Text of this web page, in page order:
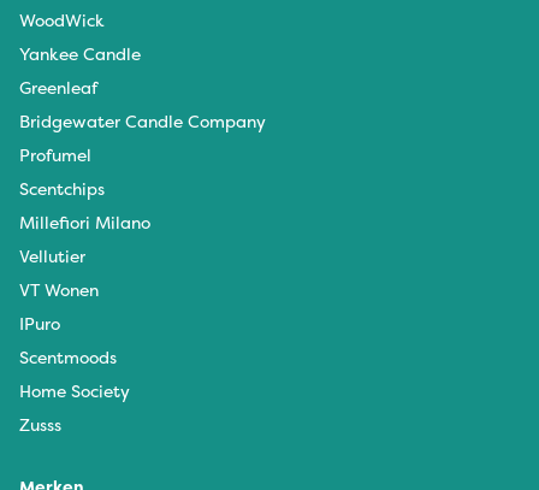
WoodWick
Yankee Candle
Greenleaf
Bridgewater Candle Company
Profumel
Scentchips
Millefiori Milano
Vellutier
VT Wonen
IPuro
Scentmoods
Home Society
Zusss